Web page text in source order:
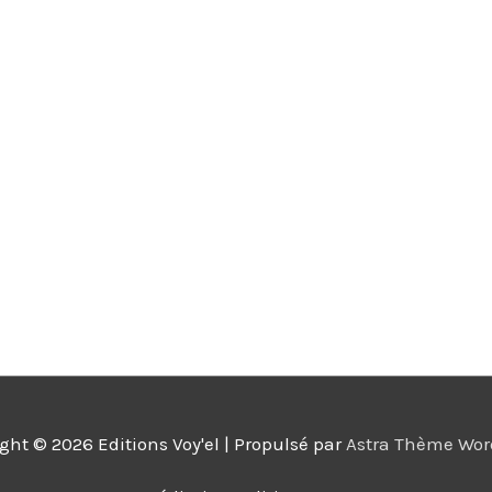
© 2026 Editions Voy'el | Propulsé par Astra Thème